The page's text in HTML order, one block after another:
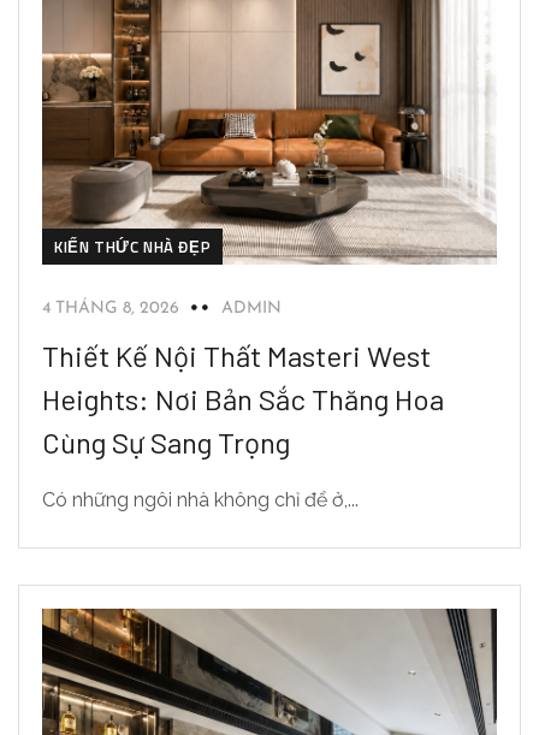
KIẾN THỨC NHÀ ĐẸP
4 THÁNG 8, 2026 ADMIN
Thiết Kế Nội Thất Masteri West
Heights: Nơi Bản Sắc Thăng Hoa
Cùng Sự Sang Trọng
Có những ngôi nhà không chỉ để ở,...